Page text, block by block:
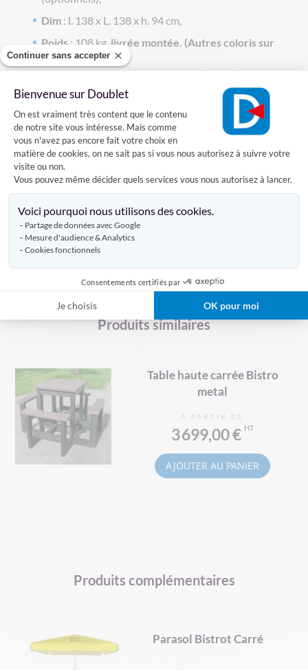
Continuer sans accepter
Bienvenue sur Doublet
Plateforme de Gestion du
On est vraiment très content que le contenu
de notre site vous intéresse. Mais comme
vous n'avez pas encore fait votre choix en
matière de cookies, on ne sait pas si vous nous autorisez à suivre votre
visite ou non.
Vous pouvez même décider quels services vous nous autorisez à lancer.
Voici pourquoi nous utilisons des cookies.
Partage de données avec Google
Mesure d'audience & Analytics
Cookies fonctionnels
Consentements certifiés par
Je choisis OK pour moi
Dim : l. 138 x L. 138 x h. 94 cm,
Poids : 108 kg, livrée montée. (Autres coloris sur
demande).
La table haute carée Bistro est disponible avec la
fintion métal :Table haute carrée Bistro métal
Caractéristiques
Livraison
Produits similaires
Table haute carrée Bistro
metal
À PARTIR DE
3 699,00 €
AJOUTER AU PANIER
Produits complémentaires
Parasol Bistrot Carré